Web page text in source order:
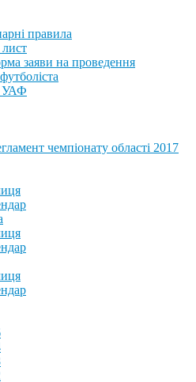
правила
заяви на проведення
УАФ
чемпіонату області 2017